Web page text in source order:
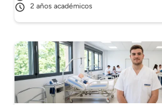
2 años académicos